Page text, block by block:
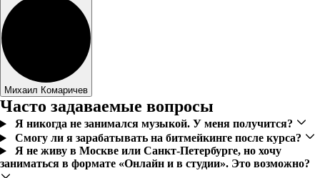
Михаил Комаричев
Часто задаваемые вопросы
Я никогда не занимался музыкой. У меня получится?
Смогу ли я зарабатывать на битмейкинге после курса?
Я не живу в Москве или Санкт-Петербурге, но хочу
заниматься в формате «Онлайн и в студии». Это возможно?